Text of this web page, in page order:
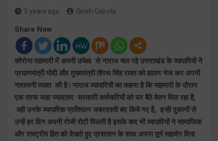
5 years ago Girish Gairola
Share Now
कोरोना महामारी में अपनी उपेक्षi से नाराज चल रहे उत्तराखंड के व्यापारियों ने
प्रधानमंत्री मोदी और मुख्यमंत्री तीरथ सिंह रावत को ज्ञापन भेज कर अपनी
नाराजगी व्यक्त की है | नाराज व्यापारियों का कहना है कि महामारी के दौरान
एक तरफ जहा ज्यादातर सरकारी कर्मचारियों को घर बैठे वेतन मिल रहा है,
वही उनके व्यापारिक प्रतिष्ठान जबरदस्ती बंद किये गए है, इन्ही दुकानों से
उन्हें हर दिन अपनी रोजी रोटी मिलती है इसके बाद भी व्यापारियों ने सामाजिक
और रास्ट्रीय हित को देखते हुए प्रशासन के साथ अपना पूर्ण सहयोग दिया